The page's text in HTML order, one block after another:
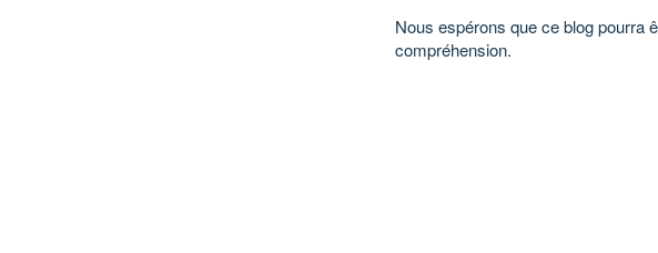
Nous espérons que ce blog pourra
compréhension.